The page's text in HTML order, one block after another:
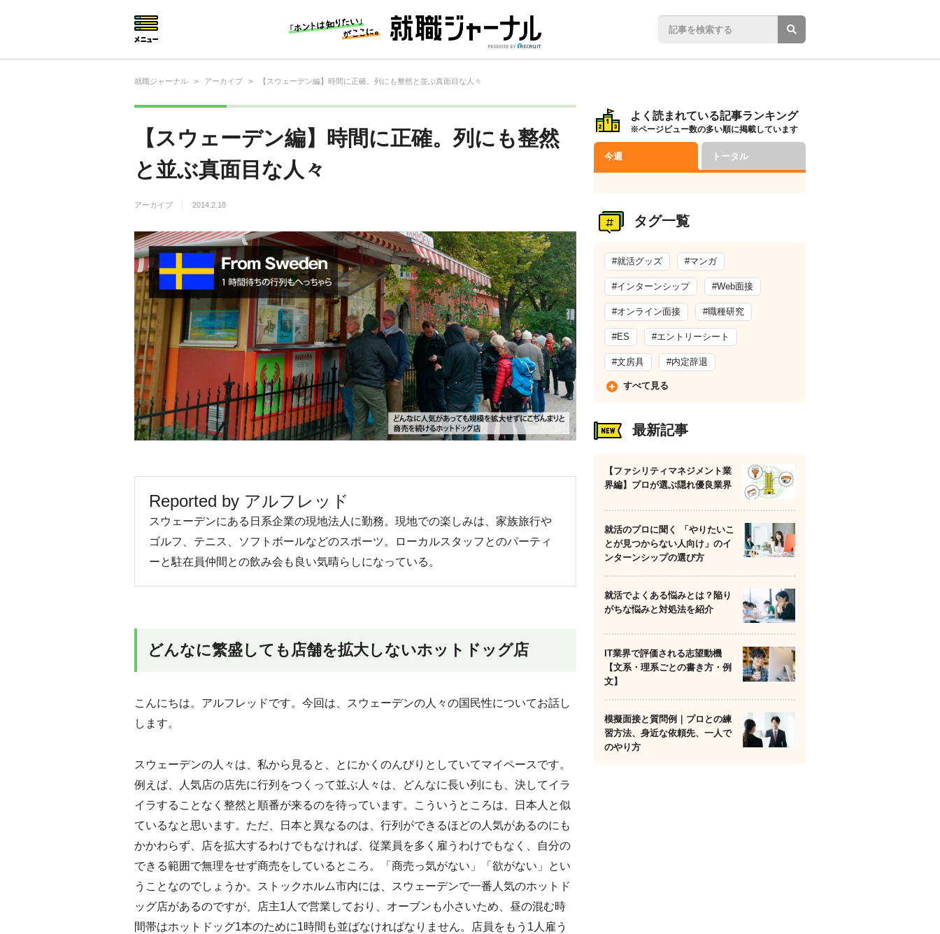
就職ジャーナル > アーカイブ > 【スウェーデン編】時間に正確。列にも整然と並ぶ真面目な人々
【スウェーデン編】時間に正確。列にも整然
と並ぶ真面目な人々
アーカイブ 2014.2.18
Reported by アルフレッド
スウェーデンにある日系企業の現地法人に勤務。現地での楽しみは、家族旅行や
ゴルフ、テニス、ソフトボールなどのスポーツ。ローカルスタッフとのパーティ
ーと駐在員仲間との飲み会も良い気晴らしになっている。
どんなに繁盛しても店舗を拡大しないホットドッグ店
こんにちは。アルフレッドです。今回は、スウェーデンの人々の国民性についてお話し
します。
スウェーデンの人々は、私から見ると、とにかくのんびりとしていてマイペースです。
例えば、人気店の店先に行列をつくって並ぶ人々は、どんなに長い列にも、決してイラ
イラすることなく整然と順番が来るのを待っています。こういうところは、日本人と似
ているなと思います。ただ、日本と異なるのは、行列ができるほどの人気があるのにも
かかわらず、店を拡大するわけでもなければ、従業員を多く雇うわけでもなく、自分の
できる範囲で無理をせず商売をしているところ。「商売っ気がない」「欲がない」とい
うことなのでしょうか。ストックホルム市内には、スウェーデンで一番人気のホットド
ッグ店があるのですが、店主1人で営業しており、オーブンも小さいため、昼の混む時
間帯はホットドッグ1本のために1時間も並ばなければなりません。店員をもう1人雇う
よく読まれている記事ランキング
※ページビュー数の多い順に掲載しています
今週 トータル
タグ一覧
#就活グッズ #マンガ
#インターンシップ #Web面接
#オンライン面接 #職種研究
#ES #エントリーシート
#文房具 #内定辞退
すべて見る
最新記事
【ファシリティマネジメント業
界編】プロが選ぶ隠れ優良業界
就活のプロに聞く 「やりたいこ
とが見つからない人向け」のイ
ンターンシップの選び方
就活でよくある悩みとは？陥り
がちな悩みと対処法を紹介
IT業界で評価される志望動機
【文系・理系ごとの書き方・例
文】
模擬面接と質問例｜プロとの練
習方法、身近な依頼先、一人で
のやり方
仕事の選び方・ヒント
仕事とは？